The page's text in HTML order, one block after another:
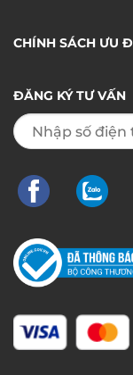
CHÍNH SÁCH ƯU
ĐĂNG KÝ TƯ VẤN